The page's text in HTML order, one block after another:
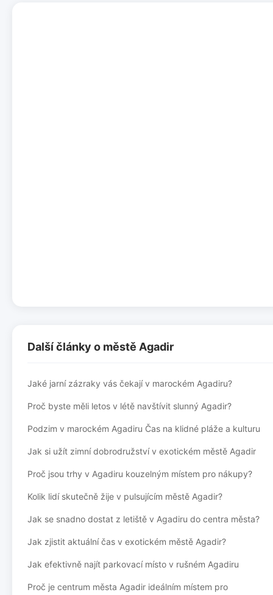
Další články o městě Agadir
Jaké jarní zázraky vás čekají v marockém Agadiru?
Proč byste měli letos v létě navštívit slunný Agadir?
Podzim v marockém Agadiru Čas na klidné pláže a kulturu
Jak si užít zimní dobrodružství v exotickém městě Agadir
Proč jsou trhy v Agadiru kouzelným místem pro nákupy?
Kolik lidí skutečně žije v pulsujícím městě Agadir?
Jak se snadno dostat z letiště v Agadiru do centra města?
Jak zjistit aktuální čas v exotickém městě Agadir?
Jak efektivně najít parkovací místo v rušném Agadiru
Proč je centrum města Agadir ideálním místem pro